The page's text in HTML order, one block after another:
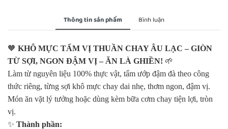
Thông tin sản phẩm Bình luận
🧡 KHÔ MỰC TẨM VỊ THUẦN CHAY ÂU LẠC – GIÒN
TỪ SỢI, NGON ĐẬM VỊ – ĂN LÀ GHIỀN! 🌱
Làm từ nguyên liệu 100% thực vật, tẩm ướp đậm đà theo công
thức riêng, từng sợi khô mực chay dai nhẹ, thơm ngon, đậm vị.
Món ăn vặt lý tưởng hoặc dùng kèm bữa cơm chay tiện lợi, tròn
vị.
✨ Thành phần: